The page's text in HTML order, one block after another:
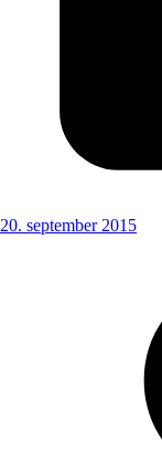
20. september 2015